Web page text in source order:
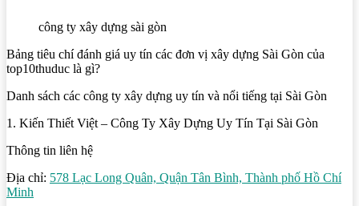
công ty xây dựng sài gòn
Bảng tiêu chí đánh giá uy tín các đơn vị xây dựng Sài Gòn của
top10thuduc là gì?
Danh sách các công ty xây dựng uy tín và nổi tiếng tại Sài Gòn
1. Kiến Thiết Việt – Công Ty Xây Dựng Uy Tín Tại Sài Gòn
Thông tin liên hệ
Địa chỉ: 578 Lạc Long Quân, Quận Tân Bình, Thành phố Hồ Chí
Minh